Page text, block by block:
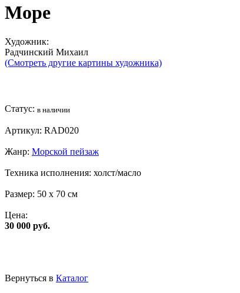
Море
Художник:
Радчинский Михаил
(Смотреть другие картины художника)
Статус: в наличии
Артикул: RAD020
Жанр: Морской пейзаж
Техника исполнения: холст/масло
Размер: 50 x 70 см
Цена:
30 000 руб.
Вернуться в Каталог